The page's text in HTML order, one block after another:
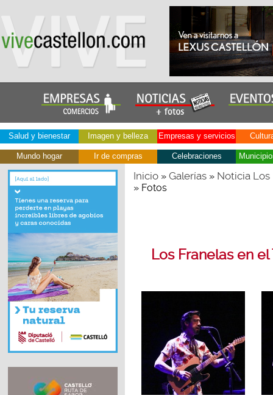
Salud y bienestar Imagen y belleza Empresas y servicios
Mundo hogar Ir de compras Celebraciones
Inicio» Galerías» Noticia Los
» Fotos
Los Franelas en